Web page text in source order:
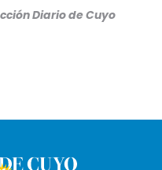
Diario de Cuyo